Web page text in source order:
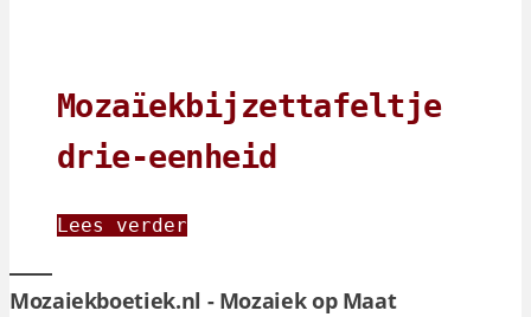
Mozaïekbijzettafeltje
drie-eenheid
Lees verder
Mozaiekboetiek.nl - Mozaiek op Maat